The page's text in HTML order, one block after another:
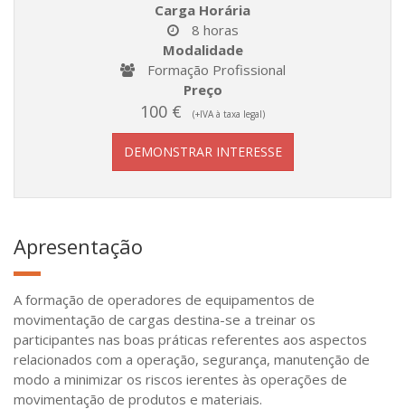
Carga Horária
8 horas
Modalidade
Formação Profissional
Preço
100 € (+IVA à taxa legal)
DEMONSTRAR INTERESSE
Apresentação
A formação de operadores de equipamentos de
movimentação de cargas destina-se a treinar os
participantes nas boas práticas referentes aos aspectos
relacionados com a operação, segurança, manutenção de
modo a minimizar os riscos ierentes às operações de
movimentação de produtos e materiais.